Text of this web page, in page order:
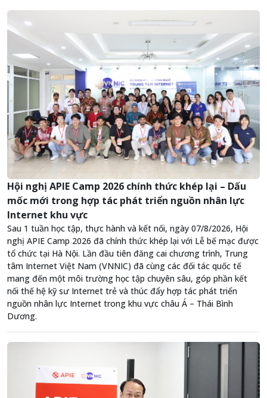
Hội nghị APIE Camp 2026 chính thức khép lại – Dấu
mốc mới trong hợp tác phát triển nguồn nhân lực
Internet khu vực
Sau 1 tuần học tập, thực hành và kết nối, ngày 07/8/2026, Hội
nghị APIE Camp 2026 đã chính thức khép lại với Lễ bế mạc được
tổ chức tại Hà Nội. Lần đầu tiên đăng cai chương trình, Trung
tâm Internet Việt Nam (VNNIC) đã cùng các đối tác quốc tế
mang đến một môi trường học tập chuyên sâu, góp phần kết
nối thế hệ kỹ sư Internet trẻ và thúc đẩy hợp tác phát triển
nguồn nhân lực Internet trong khu vực châu Á – Thái Bình
Dương.